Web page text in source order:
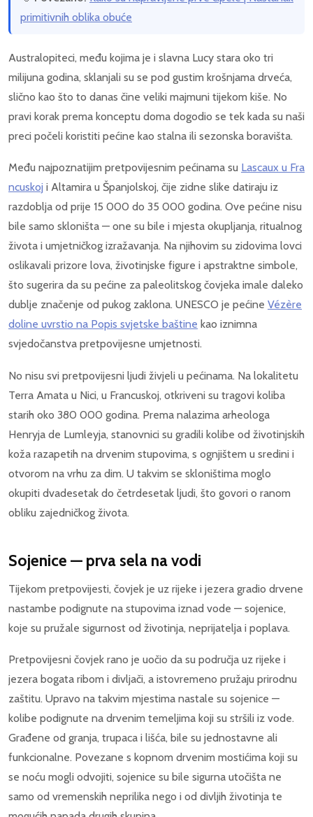
primitivnih oblika obuće
Australopiteci, među kojima je i slavna Lucy stara oko tri
milijuna godina, sklanjali su se pod gustim krošnjama drveća,
slično kao što to danas čine veliki majmuni tijekom kiše. No
pravi korak prema konceptu doma dogodio se tek kada su naši
preci počeli koristiti pećine kao stalna ili sezonska boravišta.
Među najpoznatijim pretpovijesnim pećinama su Lascaux u Fra
ncuskoj i Altamira u Španjolskoj, čije zidne slike datiraju iz
razdoblja od prije 15 000 do 35 000 godina. Ove pećine nisu
bile samo skloništa — one su bile i mjesta okupljanja, ritualnog
života i umjetničkog izražavanja. Na njihovim su zidovima lovci
oslikavali prizore lova, životinjske figure i apstraktne simbole,
što sugerira da su pećine za paleolitskog čovjeka imale daleko
dublje značenje od pukog zaklona. UNESCO je pećine Vézère
doline uvrstio na Popis svjetske baštine kao iznimna
svjedočanstva pretpovijesne umjetnosti.
No nisu svi pretpovijesni ljudi živjeli u pećinama. Na lokalitetu
Terra Amata u Nici, u Francuskoj, otkriveni su tragovi koliba
starih oko 380 000 godina. Prema nalazima arheologa
Henryja de Lumleyja, stanovnici su gradili kolibe od životinjskih
koža razapetih na drvenim stupovima, s ognjištem u sredini i
otvorom na vrhu za dim. U takvim se skloništima moglo
okupiti dvadesetak do četrdesetak ljudi, što govori o ranom
obliku zajedničkog života.
Sojenice — prva sela na vodi
Tijekom pretpovijesti, čovjek je uz rijeke i jezera gradio drvene
nastambe podignute na stupovima iznad vode — sojenice,
koje su pružale sigurnost od životinja, neprijatelja i poplava.
Pretpovijesni čovjek rano je uočio da su područja uz rijeke i
jezera bogata ribom i divljači, a istovremeno pružaju prirodnu
zaštitu. Upravo na takvim mjestima nastale su sojenice —
kolibe podignute na drvenim temeljima koji su stršili iz vode.
Građene od granja, trupaca i lišća, bile su jednostavne ali
funkcionalne. Povezane s kopnom drvenim mostićima koji su
se noću mogli odvojiti, sojenice su bile sigurna utočišta ne
samo od vremenskih neprilika nego i od divljih životinja te